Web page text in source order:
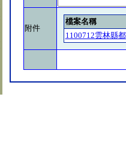
附件
檔案名稱
1100712雲林縣